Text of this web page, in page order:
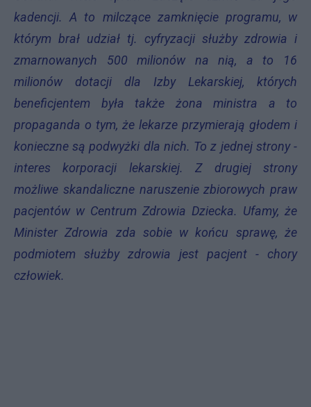
kadencji. A to milczące zamknięcie programu, w
którym brał udział tj. cyfryzacji służby zdrowia i
zmarnowanych 500 milionów na nią, a to 16
milionów dotacji dla Izby Lekarskiej, których
beneficjentem była także żona ministra a to
propaganda o tym, że lekarze przymierają głodem i
konieczne są podwyżki dla nich. To z jednej strony -
interes korporacji lekarskiej. Z drugiej strony
możliwe skandaliczne naruszenie zbiorowych praw
pacjentów w Centrum Zdrowia Dziecka. Ufamy, że
Minister Zdrowia zda sobie w końcu sprawę, że
podmiotem służby zdrowia jest pacjent - chory
człowiek.